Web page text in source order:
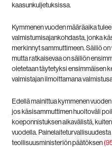
kaasunkuljetuksissa.
Kymmenen vuoden määräaika
valmistumisajankohdasta, jonka
merkinnyt sammuttimeen. Säiliö
mutta ratkaisevaa on säiliön
oletetaan täytetyksi ensimmäisen
valmistajan ilmoittamana
Edellä mainittua kymmenen
jos käsisammuttimen huoltoväli
koeponnistuksen aikavälistä,
vuodella.
teollisuusministeriön päätöksen